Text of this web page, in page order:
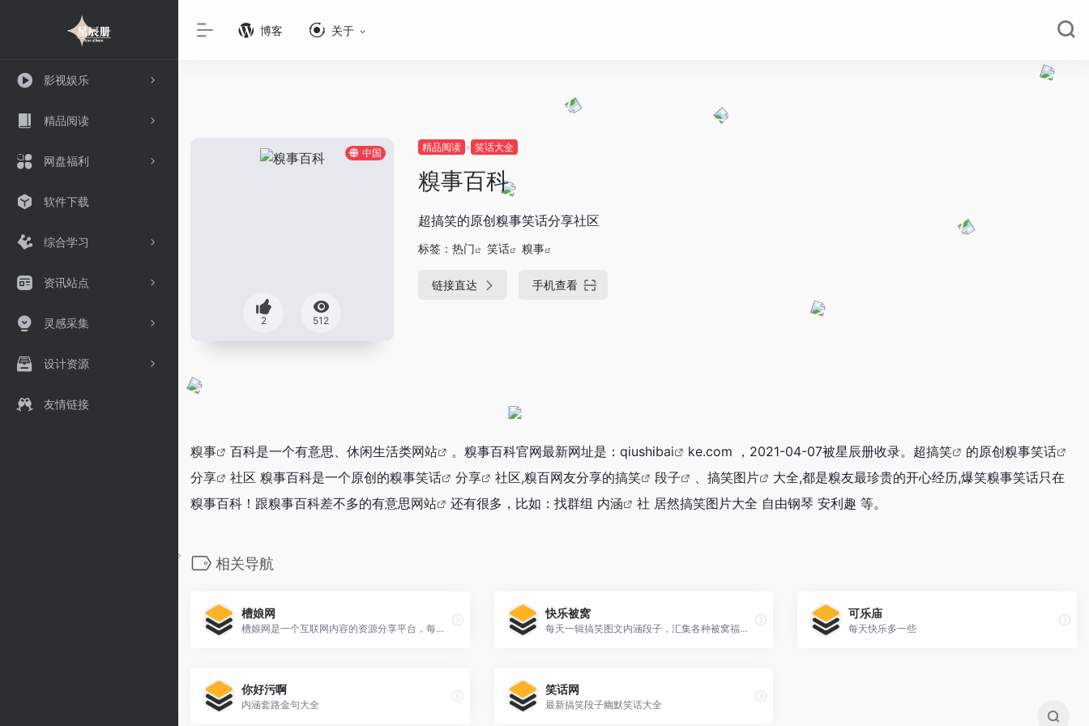
影视娱乐
精品阅读
网盘福利
软件下载
综合学习
资讯站点
灵感采集
设计资源
友情链接
博客 关于
中国
2 512
精品阅读 笑话大全
糗事百科
超搞笑的原创糗事笑话分享社区
标签： 热门 笑话 糗事
链接直达 手机查看
糗事 百科是一个有意思、休闲生活类网站 。糗事百科官网最新网址是：qiushibai ke.com ，2021-04-07被星辰册收录。超搞笑 的原创糗事笑话
分享
社区 糗事百科是一个原创的糗事笑话 分享 社区,糗百网友分享的搞笑 段子 、搞笑图片
大全,都是糗友最珍贵的开心经历,爆笑糗事笑话只在
糗事百科！跟糗事百科差不多的有意思网站 还有很多，比如：找群组 内涵 社 居然搞笑图片大全 自由钢琴 安利趣 等。
相关导航
槽娘网
槽娘网是一个互联网内容的资源分享平台，每天分享精美图片，热门游戏，实用网址，搞笑段子，热点资讯
快乐被窝
每天一辑搞笑图文内涵段子，汇集各种被窝福利，让身心轻松快乐！
可乐庙
每天快乐多一些
你好污啊
内涵套路金句大全
笑话网
最新搞笑段子幽默笑话大全